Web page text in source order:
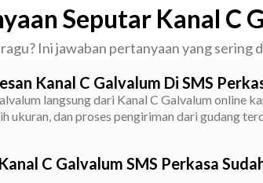
Seputar Kanal C
Ini jawaban pertanyaan yang sering
Kanal C Galvalum Di SMS
langsung dari Kanal C Galvalum online
ukuran, dan proses pengiriman dari gudang
C Galvalum SMS Perkasa